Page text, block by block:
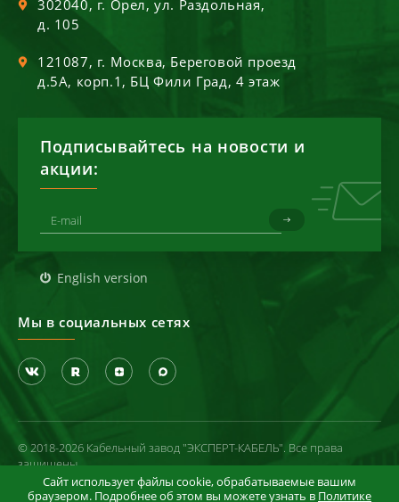
302040, г. Орел,ул. Раздольная,
д. 105
121087, г. Москва, Береговой проезд
д.5А, корп.1, БЦ Фили Град, 4 этаж
Подписывайтесь на новости и
акции:
English version
Мы в социальных сетях
© 2018-2026 Кабельный завод "ЭКСПЕРТ-КАБЕЛЬ". Все права
защищены
Политика конфиденциальности
Сайт использует файлы cookie, обрабатываемые вашим
браузером. Подробнее об этом вы можете узнать в Политике